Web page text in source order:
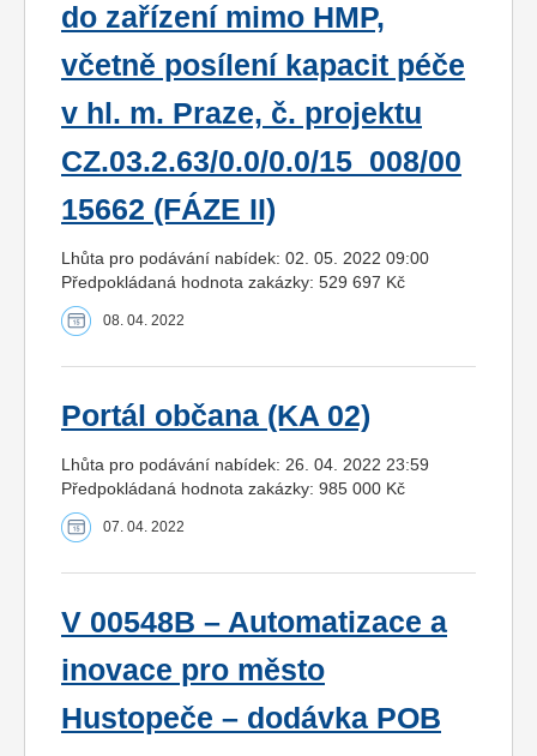
do zařízení mimo HMP,
včetně posílení kapacit péče
v hl. m. Praze, č. projektu
CZ.03.2.63/0.0/0.0/15_008/00
15662 (FÁZE II)
Lhůta pro podávání nabídek: 02. 05. 2022 09:00
Předpokládaná hodnota zakázky: 529 697 Kč
08. 04. 2022
Portál občana (KA 02)
Lhůta pro podávání nabídek: 26. 04. 2022 23:59
Předpokládaná hodnota zakázky: 985 000 Kč
07. 04. 2022
V 00548B – Automatizace a
inovace pro město
Hustopeče – dodávka POB